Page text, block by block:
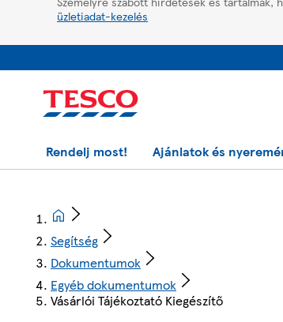
üzletiadat-kezelés
Rendelj most! Ajánlatok és
Segítség
Dokumentumok
Egyéb dokumentumok
Vásárlói Tájékoztató Kiegészítő